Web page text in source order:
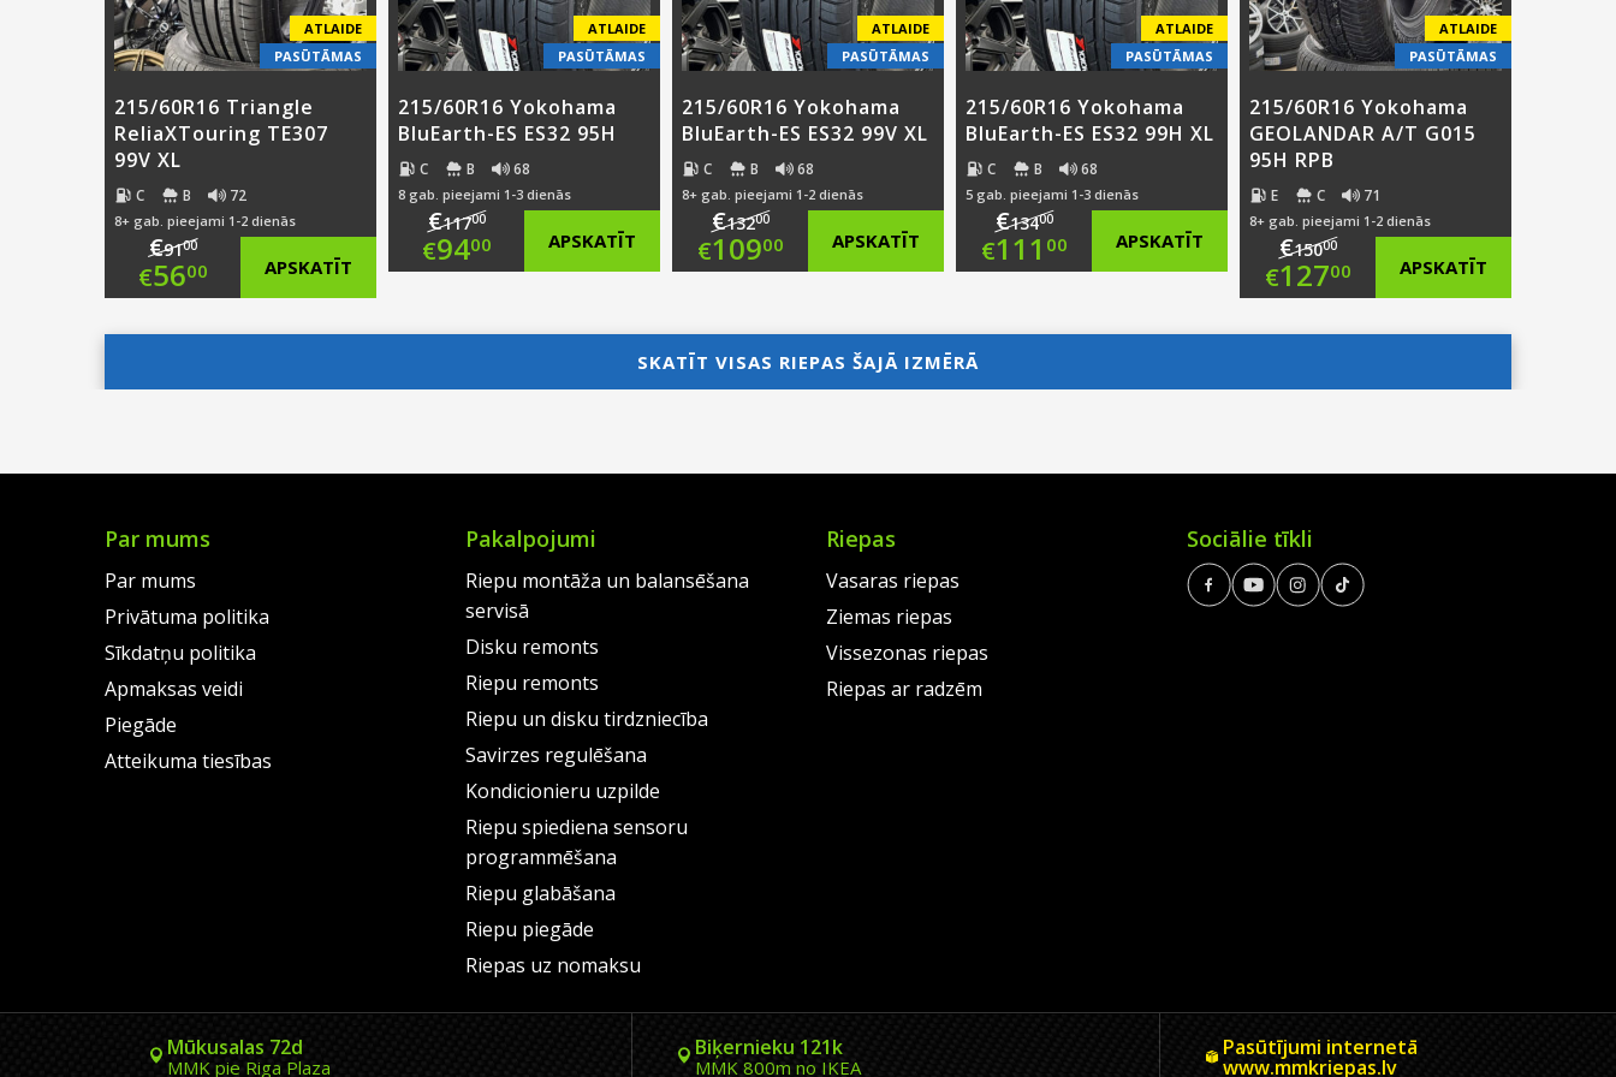
ATLAIDE
PASŪTĀMAS
215/60R16 Triangle
ReliaXTouring TE307
99V XL
C B 72
8+ gab. pieejami 1-2 dienās
€9100
Original
€5600 APSKATĪT
ATLAIDE
PASŪTĀMAS
215/60R16 Yokohama
BluEarth-ES ES32 95H
C B 68
8 gab. pieejami 1-3 dienās
€11700
Original
was:
€117.00.
€9400
price
is:
APSKATĪT
ATLAIDE
PASŪTĀMAS
215/60R16 Yokohama
BluEarth-ES ES32 99V XL
C B 68
8+ gab. pieejami 1-2 dienās
€13200
Original
was:
€132.00.
€10900
price
is:
APSKATĪT
ATLAIDE
PASŪTĀMAS
215/60R16 Yokohama
BluEarth-ES ES32 99H XL
C B 68
5 gab. pieejami 1-3 dienās
€13400
Original
was:
€134.00.
€111 00
price
is:
APSKATĪT
ATLAIDE
PASŪTĀMAS
215/60R16 Yokohama
GEOLANDAR A/T G015
95H RPB
E C 71
8+ gab. pieejami 1-2 dienās
€15000
Original
€12700 APSKATĪT
SKATĪT VISAS RIEPAS ŠAJĀ IZMĒRĀ
Par mums
Par mums
Privātuma politika
Sīkdatņu politika
Apmaksas veidi
Piegāde
Atteikuma tiesības
Pakalpojumi
Riepu montāža un balansēšana
servisā
Disku remonts
Riepu remonts
Riepu un disku tirdzniecība
Savirzes regulēšana
Kondicionieru uzpilde
Riepu spiediena sensoru
programmēšana
Riepu glabāšana
Riepu piegāde
Riepas uz nomaksu
Riepas
Vasaras riepas
Ziemas riepas
Vissezonas riepas
Riepas ar radzēm
Sociālie tīkli
Mūkusalas 72d
MMK pie Riga Plaza
Biķernieku 121k
MMK 800m no IKEA
Pasūtījumi internetā
www.mmkriepas.lv